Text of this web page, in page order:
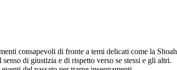
consapevoli di fronte a temi delicati come la Shoah
di giustizia e di rispetto verso se stessi e gli altri.